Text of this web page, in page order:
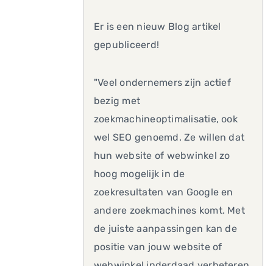
Er is een nieuw Blog artikel
gepubliceerd!
"Veel ondernemers zijn actief
bezig met
zoekmachineoptimalisatie, ook
wel SEO genoemd. Ze willen dat
hun website of webwinkel zo
hoog mogelijk in de
zoekresultaten van Google en
andere zoekmachines komt. Met
de juiste aanpassingen kan de
positie van jouw website of